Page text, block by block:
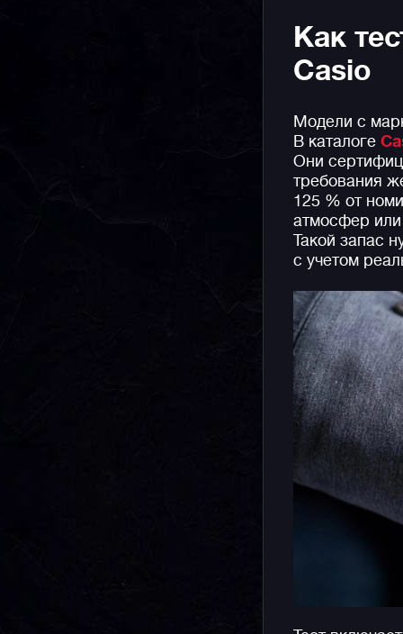
Как
Casio
Модели с
В каталоге
Они
требования
125 % от
атмосфер
Такой запас
с учетом